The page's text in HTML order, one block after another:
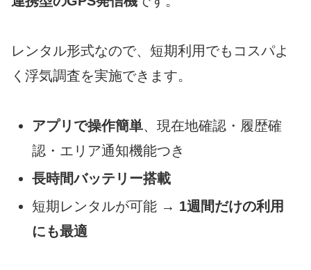
レンタル形式なので、短期利用でもコスパよ
く浮気調査を実施できます。
アプリで操作簡単、現在地確認・履歴確
認・エリア通知機能つき
長時間バッテリー搭載
短期レンタルが可能 → 1週間だけの利用
にも最適